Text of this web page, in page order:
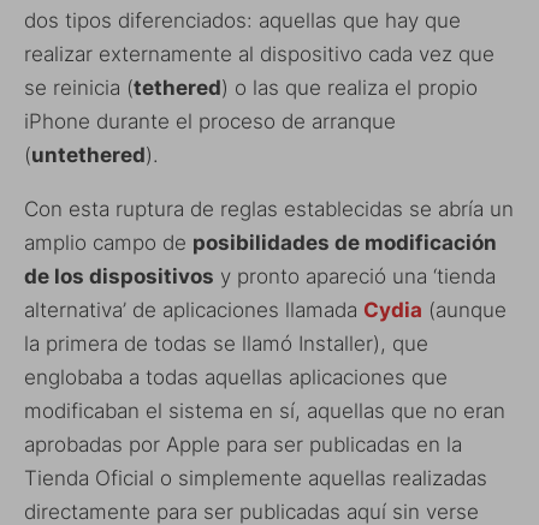
dos tipos diferenciados: aquellas que hay que
realizar externamente al dispositivo cada vez que
se reinicia (tethered) o las que realiza el propio
iPhone durante el proceso de arranque
(untethered).
Con esta ruptura de reglas establecidas se abría un
amplio campo de posibilidades de modificación
de los dispositivos y pronto apareció una ‘tienda
alternativa’ de aplicaciones llamada Cydia (aunque
la primera de todas se llamó Installer), que
englobaba a todas aquellas aplicaciones que
modificaban el sistema en sí, aquellas que no eran
aprobadas por Apple para ser publicadas en la
Tienda Oficial o simplemente aquellas realizadas
directamente para ser publicadas aquí sin verse